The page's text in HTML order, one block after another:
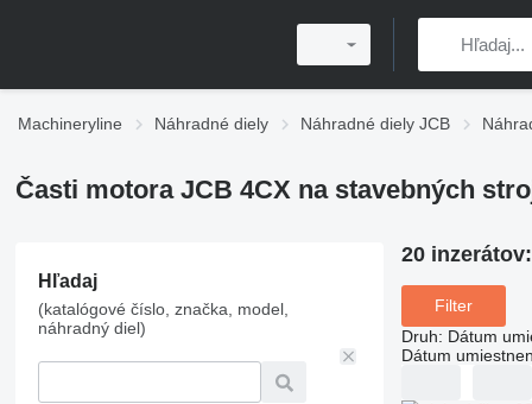
Machineryline Náhradné diely Náhradné diely JCB
Časti motora JCB 4CX na stavebných
Hľadaj
(katalógové číslo, značka, model,
náhradný diel)
20 inzerátov:
Filter
Druh: Dátum
Dátum